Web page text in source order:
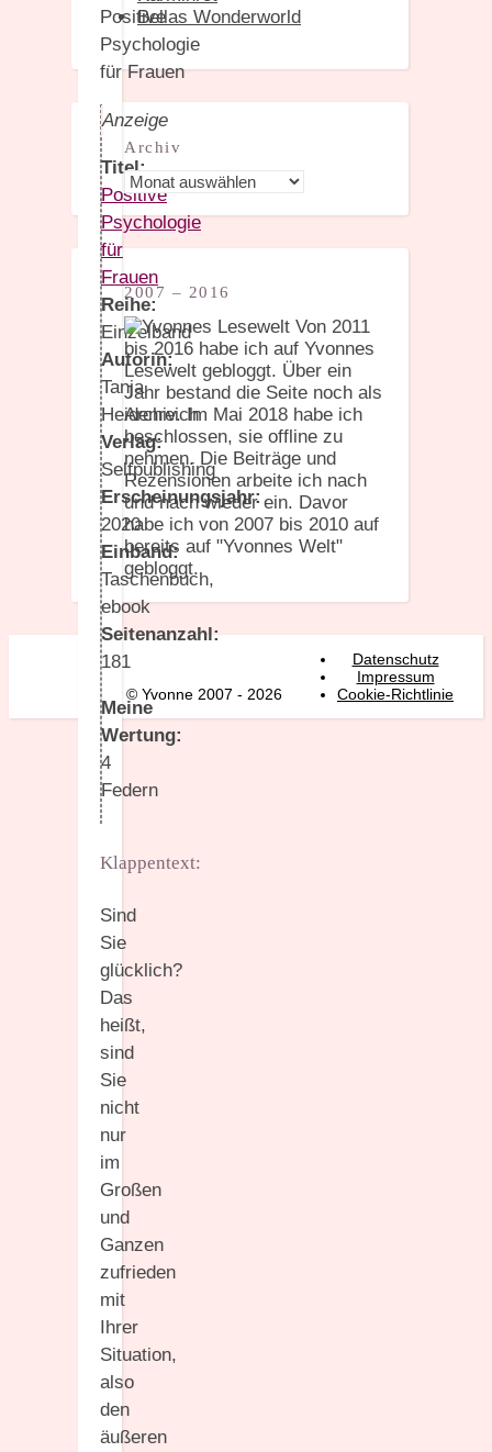
Anzeige
Titel:
Positive
Psychologie
für
Frauen
Reihe:
Einzelband
Autorin:
Tanja
Heidenreich
Verlag:
Selfpublishing
Erscheinungsjahr:
2020
Einband:
Taschenbuch,
ebook
Seitenanzahl:
181
Meine
Wertung:
4
Federn
Klappentext:
Sind
Sie
glücklich?
Das
heißt,
sind
Sie
nicht
nur
im
Großen
und
Ganzen
zufrieden
mit
Ihrer
Situation,
also
den
äußeren
Bellas Wonderworld
Archiv
Archiv
2007 – 2016
Von 2011
bis 2016 habe ich auf Yvonnes
Lesewelt gebloggt. Über ein
Jahr bestand die Seite noch als
Archiv. Im Mai 2018 habe ich
beschlossen, sie offline zu
nehmen. Die Beiträge und
Rezensionen arbeite ich nach
und nach wieder ein. Davor
habe ich von 2007 bis 2010 auf
bereits auf "Yvonnes Welt"
gebloggt.
© Yvonne 2007 - 2026
Datenschutz
Impressum
Cookie-Richtlinie